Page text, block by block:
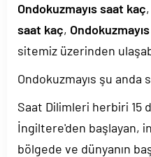
Ondokuzmayıs saat kaç,
saat kaç,
sitemiz üzerinden
Ondokuzmayıs şu anda
Saat Dilimleri herbiri 15
İngiltere'den başlayan,
bölgede ve dünyanın